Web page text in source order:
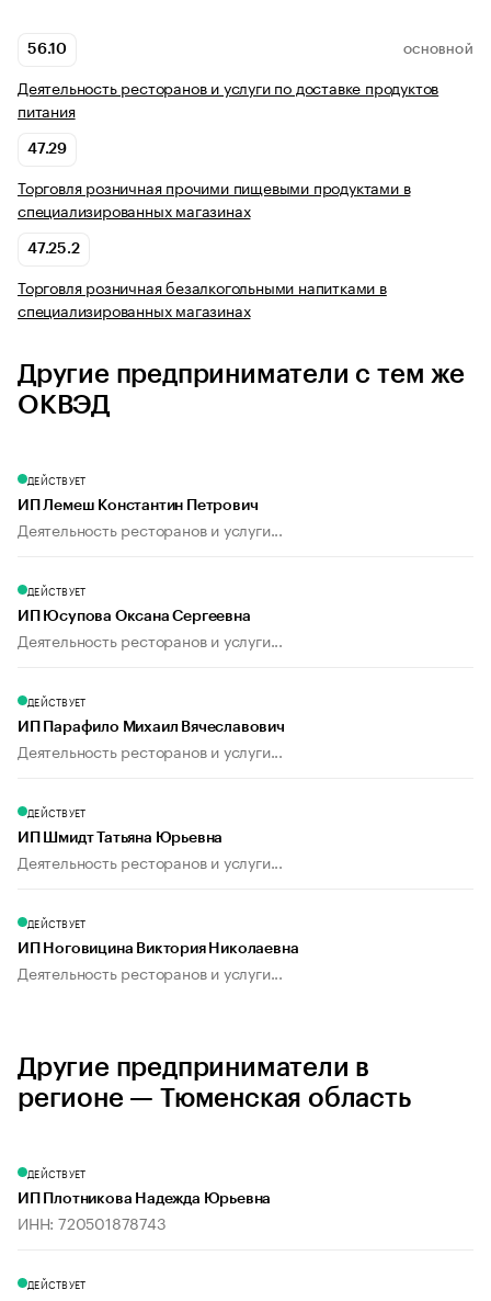
56.10 ОСНОВНОЙ
Деятельность ресторанов и услуги по доставке продуктов
питания
47.29
Торговля розничная прочими пищевыми продуктами в
специализированных магазинах
47.25.2
Торговля розничная безалкогольными напитками в
специализированных магазинах
Другие предприниматели с тем же
ОКВЭД
ДЕЙСТВУЕТ
ИП Лемеш Константин Петрович
Деятельность ресторанов и услуги...
ДЕЙСТВУЕТ
ИП Юсупова Оксана Сергеевна
Деятельность ресторанов и услуги...
ДЕЙСТВУЕТ
ИП Парафило Михаил Вячеславович
Деятельность ресторанов и услуги...
ДЕЙСТВУЕТ
ИП Шмидт Татьяна Юрьевна
Деятельность ресторанов и услуги...
ДЕЙСТВУЕТ
ИП Ноговицина Виктория Николаевна
Деятельность ресторанов и услуги...
Другие предприниматели в
регионе — Тюменская область
ДЕЙСТВУЕТ
ИП Плотникова Надежда Юрьевна
ИНН: 720501878743
ДЕЙСТВУЕТ